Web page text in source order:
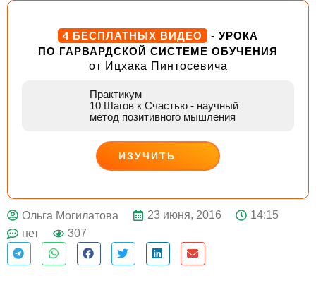
4 БЕСПЛАТНЫХ ВИДЕО
- УРОКА
ПО ГАРВАРДСКОЙ СИСТЕМЕ ОБУЧЕНИЯ
от Ицхака Пинтосевича
Практикум
10 Шагов к Счастью - научный
метод позитивного мышления
ИЗУЧИТЬ
ДЕЙСТВУЙ
Ольга Могилатова 23 июня, 2016
14:15
нет
307